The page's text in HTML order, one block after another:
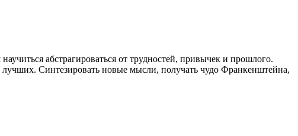
абстрагироваться от трудностей, привычек и прошлого.
лучших. Синтезировать новые мысли, получать чудо Франкенштейна,